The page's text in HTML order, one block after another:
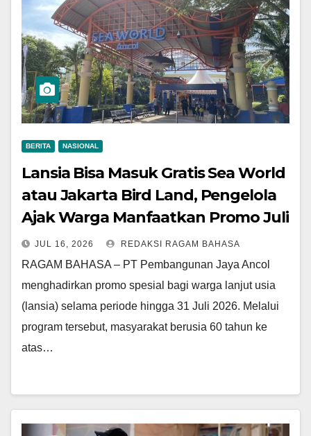
BERITA NASIONAL
Lansia Bisa Masuk Gratis Sea World
atau Jakarta Bird Land, Pengelola
Ajak Warga Manfaatkan Promo Juli
JUL 16, 2026 REDAKSI RAGAM BAHASA
RAGAM BAHASA – PT Pembangunan Jaya Ancol
menghadirkan promo spesial bagi warga lanjut usia
(lansia) selama periode hingga 31 Juli 2026. Melalui
program tersebut, masyarakat berusia 60 tahun ke
atas…